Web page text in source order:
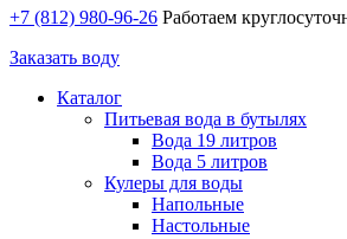
+7 (812) 980-96-26 Работаем
Заказать воду
Каталог
Питьевая вода в бутылях
Вода 19 литров
Вода 5 литров
Кулеры для воды
Напольные
Настольные